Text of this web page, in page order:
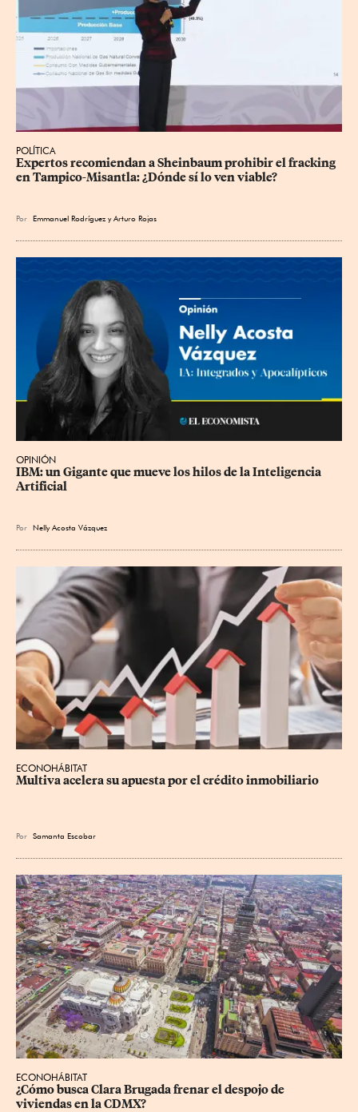
POLÍTICA
Expertos recomiendan a Sheinbaum prohibir el fracking
en Tampico-Misantla: ¿Dónde sí lo ven viable?
Por Emmanuel Rodríguez yArturo Rojas
OPINIÓN
IBM: un Gigante que mueve los hilos de la Inteligencia
Artificial
Por Nelly Acosta Vázquez
ECONOHÁBITAT
Multiva acelera su apuesta por el crédito inmobiliario
Por Samanta Escobar
ECONOHÁBITAT
¿Cómo busca Clara Brugada frenar el despojo de
viviendas en la CDMX?